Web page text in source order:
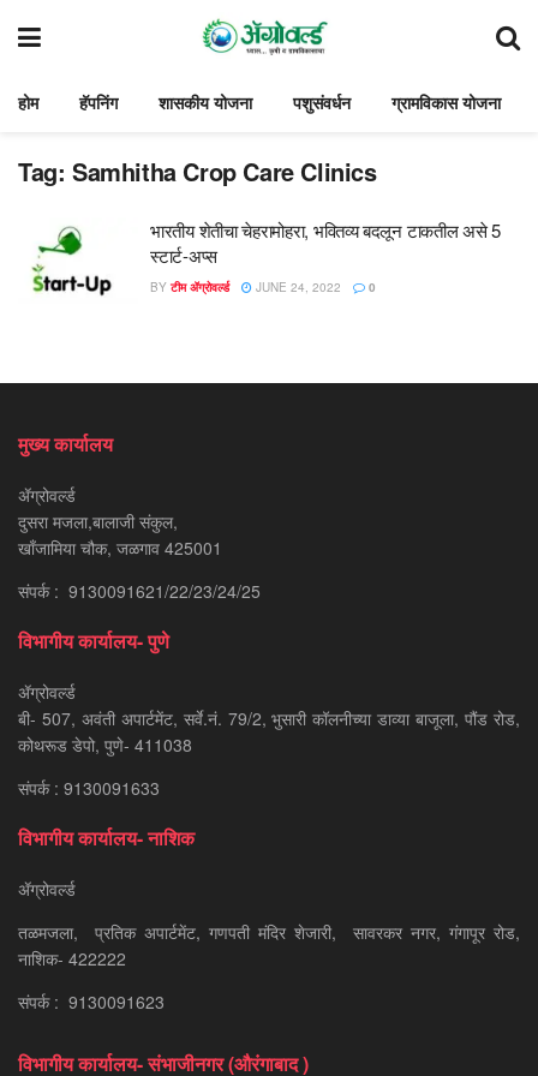
होम हॅपनिंग शासकीय योजना पशुसंवर्धन ग्रामविकास योजना
Tag: Samhitha Crop Care Clinics
भारतीय शेतीचा चेहरामोहरा, भवितव्य बदलून टाकतील असे 5
स्टार्ट-अप्स
BY टीम ॲग्रोवर्ल्ड JUNE 24, 2022 0
मुख्य कार्यालय
ॲग्रोवर्ल्ड
दुसरा मजला,बालाजी संकुल,
खाँजामिया चौक, जळगाव 425001
संपर्क : 9130091621/22/23/24/25
विभागीय कार्यालय- पुणे
ॲग्रोवर्ल्ड
बी- 507, अवंती अपार्टमेंट, सर्वे.नं. 79/2, भुसारी कॉलनीच्या डाव्या बाजूला, पौंड रोड,
कोथरूड डेपो, पुणे- 411038
संपर्क : 9130091633
विभागीय कार्यालय- नाशिक
ॲग्रोवर्ल्ड
तळमजला, प्रतिक अपार्टमेंट, गणपती मंदिर शेजारी, सावरकर नगर, गंगापूर रोड,
नाशिक- 422222
संपर्क : 9130091623
विभागीय कार्यालय- संभाजीनगर (औरंगाबाद )